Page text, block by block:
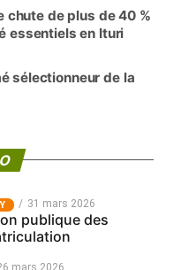
chute de plus de 40 %
essentiels en Ituri
sélectionneur de la
31 mars 2026
publique des
mars 2026